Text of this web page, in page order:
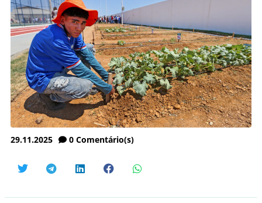
29.11.2025 0 Comentário(s)